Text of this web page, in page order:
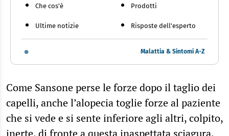
Che cos'è
Ultime notizie
Prodotti
Risposte dell'esperto
Malattia & Sintomi A-Z
Come Sansone perse le forze dopo il taglio dei
capelli, anche l’alopecia toglie forze al paziente
che si vede e si sente inferiore agli altri, colpito,
inerte, di fronte a questa inaspettata sciagura.